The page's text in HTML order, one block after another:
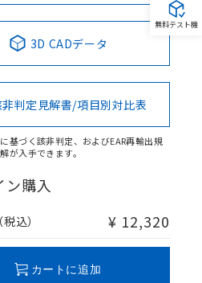
3D CADデータ
非判定見解書/項目別対比表
基づく該非判定、およびEAR再輸出規
が入手できます。
ン購入
込） ¥ 12,320
カートに追加
無料テスト機